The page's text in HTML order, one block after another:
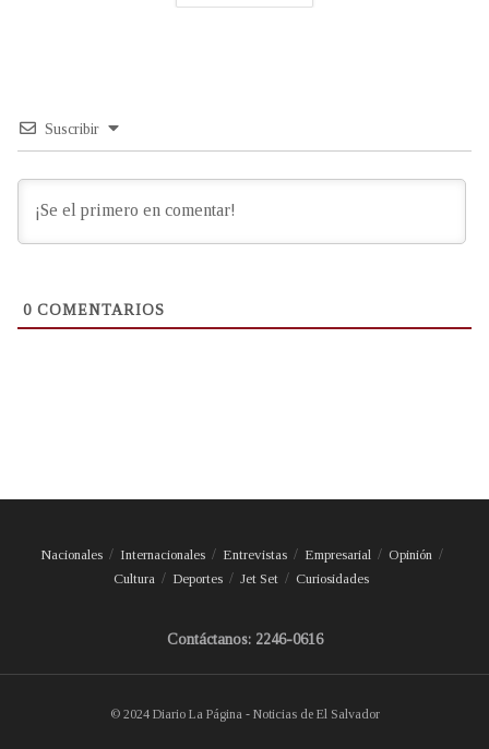
Suscribir
0 COMENTARIOS
Nacionales Internacionales Entrevistas Empresarial
Opinión
Cultura
Deportes Jet Set Curiosidades
Contáctanos: 2246-0616
© 2024 Diario La Página - Noticias de El Salvador